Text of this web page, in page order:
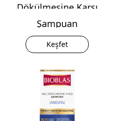
Dökülmesine Karşı
Şampuan
Keşfet